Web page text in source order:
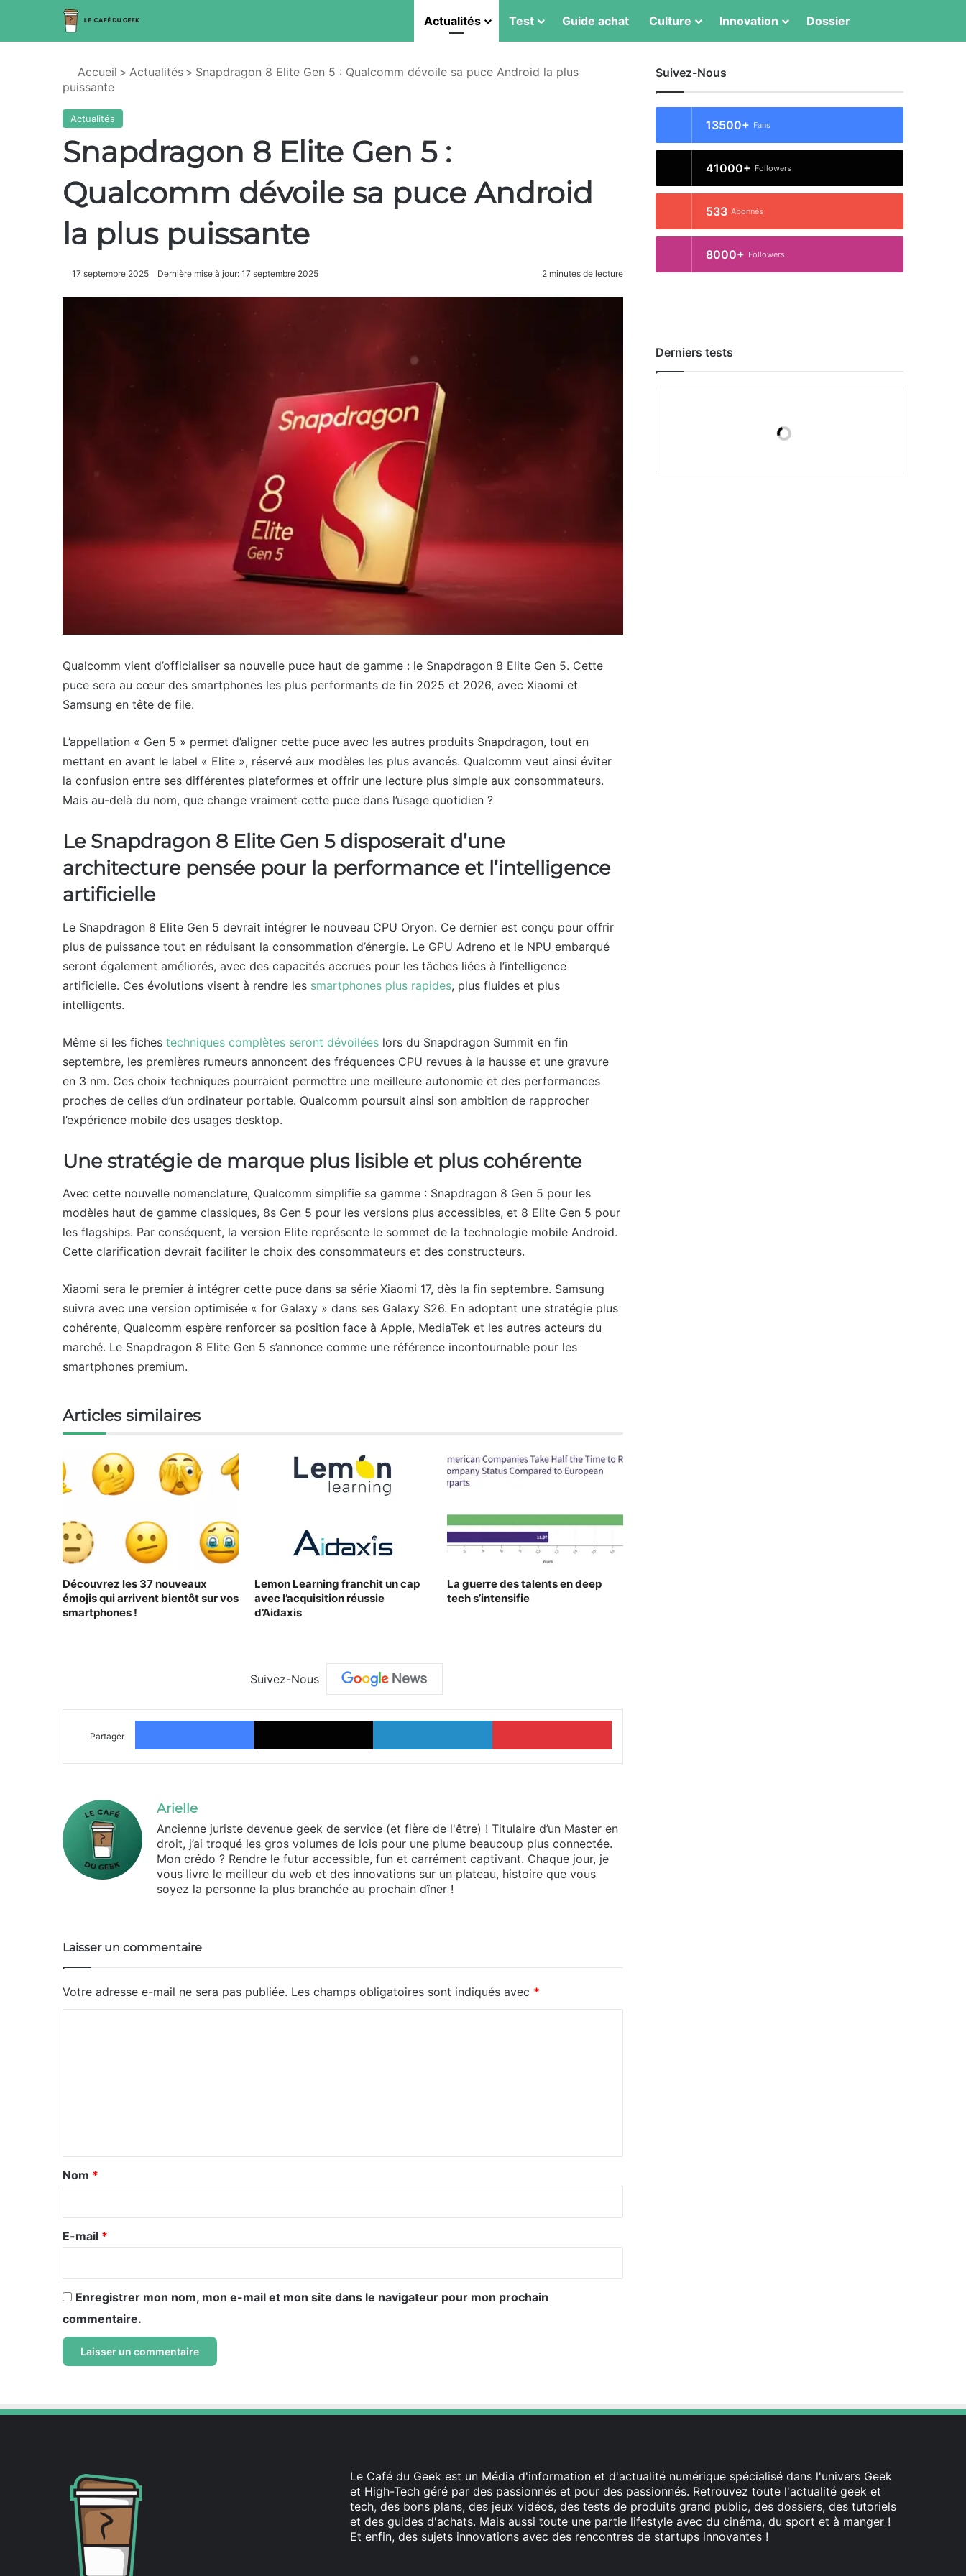
Actualités Test Guide achat Culture Innovation Dossier
Accueil > Actualités > Snapdragon 8 Elite Gen 5 : Qualcomm dévoile sa puce Android la plus
puissante
Actualités
Snapdragon 8 Elite Gen 5 :
Qualcomm dévoile sa puce Android
la plus puissante
17 septembre 2025 Dernière mise à jour: 17 septembre 2025 2 minutes de lecture
Qualcomm vient d’officialiser sa nouvelle puce haut de gamme : le Snapdragon 8 Elite Gen 5. Cette
puce sera au cœur des smartphones les plus performants de fin 2025 et 2026, avec Xiaomi et
Samsung en tête de file.
L’appellation « Gen 5 » permet d’aligner cette puce avec les autres produits Snapdragon, tout en
mettant en avant le label « Elite », réservé aux modèles les plus avancés. Qualcomm veut ainsi éviter
la confusion entre ses différentes plateformes et offrir une lecture plus simple aux consommateurs.
Mais au-delà du nom, que change vraiment cette puce dans l’usage quotidien ?
Le Snapdragon 8 Elite Gen 5 disposerait d’une
architecture pensée pour la performance et l’intelligence
artificielle
Le Snapdragon 8 Elite Gen 5 devrait intégrer le nouveau CPU Oryon. Ce dernier est conçu pour offrir
plus de puissance tout en réduisant la consommation d’énergie. Le GPU Adreno et le NPU embarqué
seront également améliorés, avec des capacités accrues pour les tâches liées à l’intelligence
artificielle. Ces évolutions visent à rendre les smartphones plus rapides, plus fluides et plus
intelligents.
Même si les fiches techniques complètes seront dévoilées lors du Snapdragon Summit en fin
septembre, les premières rumeurs annoncent des fréquences CPU revues à la hausse et une gravure
en 3 nm. Ces choix techniques pourraient permettre une meilleure autonomie et des performances
proches de celles d’un ordinateur portable. Qualcomm poursuit ainsi son ambition de rapprocher
l’expérience mobile des usages desktop.
Une stratégie de marque plus lisible et plus cohérente
Avec cette nouvelle nomenclature, Qualcomm simplifie sa gamme : Snapdragon 8 Gen 5 pour les
modèles haut de gamme classiques, 8s Gen 5 pour les versions plus accessibles, et 8 Elite Gen 5 pour
les flagships. Par conséquent, la version Elite représente le sommet de la technologie mobile Android.
Cette clarification devrait faciliter le choix des consommateurs et des constructeurs.
Xiaomi sera le premier à intégrer cette puce dans sa série Xiaomi 17, dès la fin septembre. Samsung
suivra avec une version optimisée « for Galaxy » dans ses Galaxy S26. En adoptant une stratégie plus
cohérente, Qualcomm espère renforcer sa position face à Apple, MediaTek et les autres acteurs du
marché. Le Snapdragon 8 Elite Gen 5 s’annonce comme une référence incontournable pour les
smartphones premium.
Articles similaires
Découvrez les 37 nouveaux
émojis qui arrivent bientôt sur vos
smartphones !
Lemon Learning franchit un cap
avec l’acquisition réussie
d’Aidaxis
La guerre des talents en deep
tech s’intensifie
Suivez-Nous
Partager
Facebook X Linkedin Pinterest
Arielle
Ancienne juriste devenue geek de service (et fière de l'être) ! Titulaire d’un Master en
droit, j’ai troqué les gros volumes de lois pour une plume beaucoup plus connectée.
Mon crédo ? Rendre le futur accessible, fun et carrément captivant. Chaque jour, je
vous livre le meilleur du web et des innovations sur un plateau, histoire que vous
soyez la personne la plus branchée au prochain dîner !
Laisser un commentaire
Votre adresse e-mail ne sera pas publiée. Les champs obligatoires sont indiqués avec *
a
r
e
Nom *
E-mail *
Enregistrer mon nom, mon e-mail et mon site dans le navigateur pour mon prochain
commentaire.
Suivez-Nous
13500+ Fans
41000+ Followers
533 Abonnés
8000+ Followers
Derniers tests
Le Café du Geek est un Média d'information et d'actualité numérique spécialisé dans l'univers Geek
et High-Tech géré par des passionnés et pour des passionnés. Retrouvez toute l'actualité geek et
tech, des bons plans, des jeux vidéos, des tests de produits grand public, des dossiers, des tutoriels
et des guides d'achats. Mais aussi toute une partie lifestyle avec du cinéma, du sport et à manger !
Et enfin, des sujets innovations avec des rencontres de startups innovantes !